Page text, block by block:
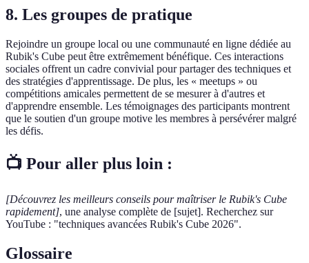
8. Les groupes de pratique
Rejoindre un groupe local ou une communauté en ligne dédiée au
Rubik's Cube peut être extrêmement bénéfique. Ces interactions
sociales offrent un cadre convivial pour partager des techniques et
des stratégies d'apprentissage. De plus, les « meetups » ou
compétitions amicales permettent de se mesurer à d'autres et
d'apprendre ensemble. Les témoignages des participants montrent
que le soutien d'un groupe motive les membres à persévérer malgré
les défis.
📺 Pour aller plus loin :
[Découvrez les meilleurs conseils pour maîtriser le Rubik's Cube
rapidement], une analyse complète de [sujet]. Recherchez sur
YouTube : "techniques avancées Rubik's Cube 2026".
Glossaire